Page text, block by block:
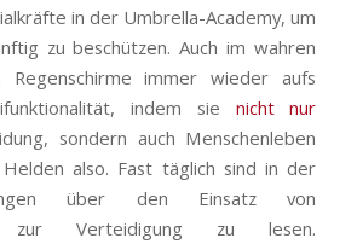
in der Umbrella-Academy, um
zu beschützen. Auch im wahren
Regenschirme immer wieder aufs
indem sie nicht nur
sondern auch Menschenleben
Helden also. Fast täglich sind in der
über den Einsatz von
zur Verteidigung zu lesen.